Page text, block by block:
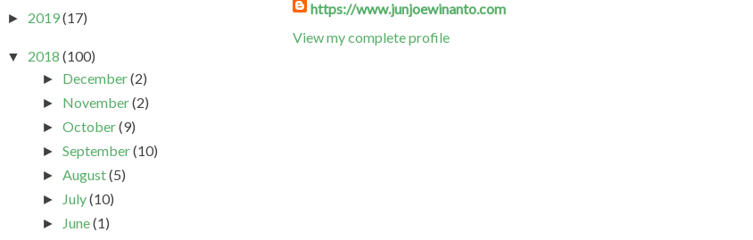
► 2019(17)
▼ 2018 (100)
► December(2)
► November(2)
►October(9)
►September(10)
►August(5)
► July(10)
► June(1)
https://www.junjoewinanto.com
View my complete profile